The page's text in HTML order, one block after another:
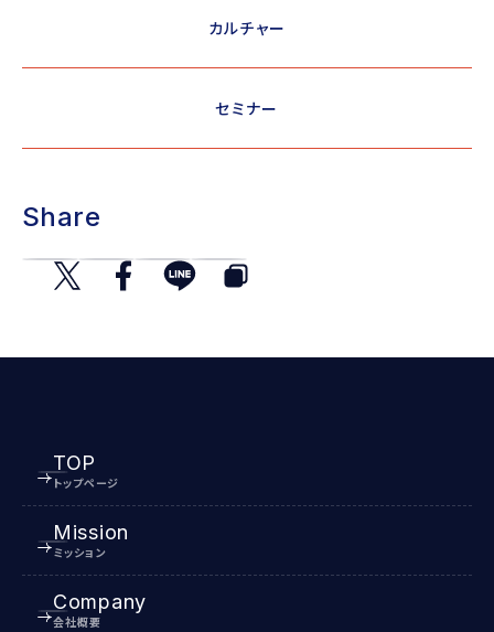
カルチャー
セミナー
Share
TOP
トップページ
Mission
ミッション
Company
会社概要